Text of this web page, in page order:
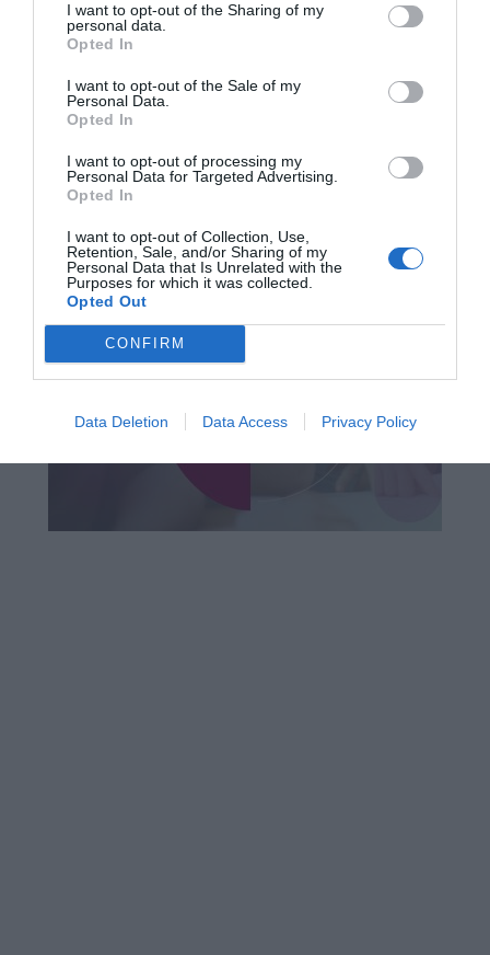
I want to opt-out of the Sharing of my
personal data.
Opted In
I want to opt-out of the Sale of my
Personal Data.
Opted In
I want to opt-out of processing my
Personal Data for Targeted Advertising.
Opted In
I want to opt-out of Collection, Use,
Retention, Sale, and/or Sharing of my
Personal Data that Is Unrelated with the
Purposes for which it was collected.
Opted Out
CONFIRM
Data Deletion Data Access Privacy Policy
Newsbeast.